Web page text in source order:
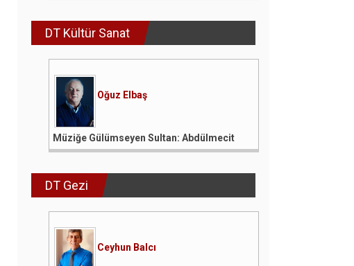
DT Kültür Sanat
Oğuz Elbaş
Müziğe Gülümseyen Sultan: Abdülmecit
DT Gezi
Ceyhun Balcı